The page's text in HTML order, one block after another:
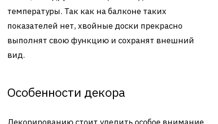
температуры. Так как на балконе таких
показателей нет, хвойные доски прекрасно
выполнят свою функцию и сохранят внешний
вид.
Особенности декора